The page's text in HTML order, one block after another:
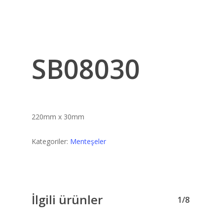
SB08030
220mm x 30mm
Kategoriler: Menteşeler
İlgili ürünler 1/8